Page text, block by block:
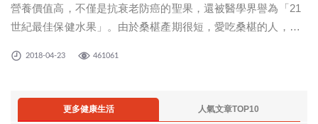
營養價值高，不僅是抗衰老防癌的聖果，還被醫學界譽為「21
世紀最佳保健水果」。由於桑椹產期很短，愛吃桑椹的人，可
桑椹「新鮮現吃」最好，可直接打成桑椹汁飲用，營養不流
2018-04-23 461061
更多健康生活 人氣文章TOP10